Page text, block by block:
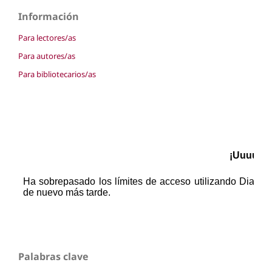
Información
Para lectores/as
Para autores/as
Para bibliotecarios/as
Palabras clave